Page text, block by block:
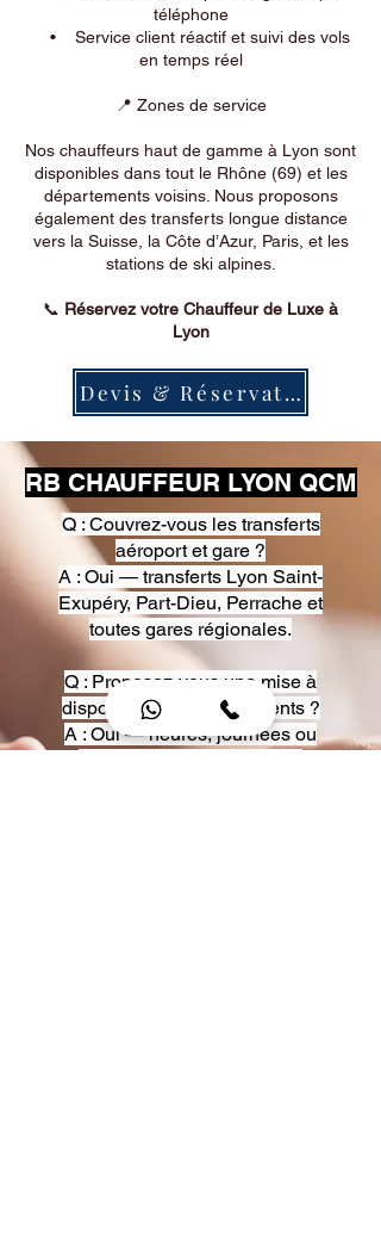
téléphone
• Service client réactif et suivi des vols
en temps réel
📍 Zones de service
Nos chauffeurs haut de gamme à Lyon sont
disponibles dans tout le Rhône (69) et les
départements voisins. Nous proposons
également des transferts longue distance
vers la Suisse, la Côte d’Azur, Paris, et les
stations de ski alpines.
📞 Réservez votre Chauffeur de Luxe à
Lyon
Devis & Réservation
RB CHAUFFEUR LYON QCM
Q : Couvrez-vous les transferts
aéroport et gare ?
A : Oui — transferts Lyon Saint-
Exupéry, Part-Dieu, Perrache et
toutes gares régionales.
Q : Proposez-vous une mise à
disposition pour événements ?
A : Oui — heures, journées ou